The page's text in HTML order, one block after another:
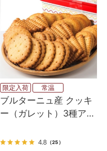
限定入荷 常温
ブルターニュ産 クッキ
ー（ガレット）3種アソ
4.8 （25）